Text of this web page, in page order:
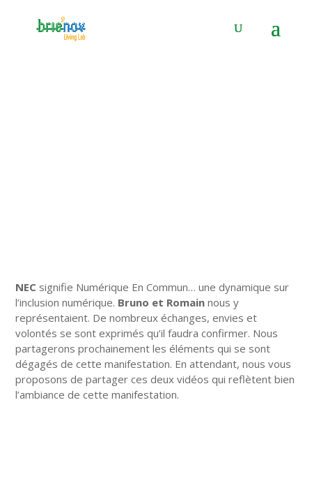
NEC signifie Numérique En Commun… une dynamique sur
l’inclusion numérique. Bruno et Romain nous y
représentaient. De nombreux échanges, envies et
volontés se sont exprimés qu’il faudra confirmer. Nous
partagerons prochainement les éléments qui se sont
dégagés de cette manifestation. En attendant, nous vous
proposons de partager ces deux vidéos qui reflètent bien
l’ambiance de cette manifestation.